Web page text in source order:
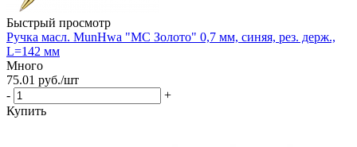
Быстрый просмотр
Ручка масл. MunHwa "MC Золото" 0,7 мм, синяя, рез. держ.,
L=142 мм
Много
75.01 руб./шт
-
+
Купить